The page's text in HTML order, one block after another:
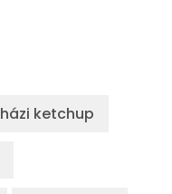
házi ketchup